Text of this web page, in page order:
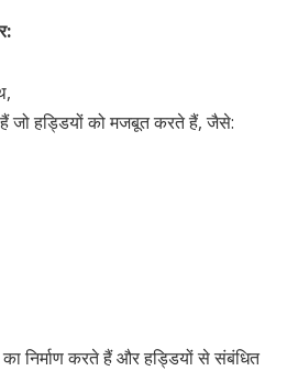
:
जो हड्डियों को मजबूत करते हैं, जैसे:
निर्माण करते हैं और हड्डियों से संबंधित